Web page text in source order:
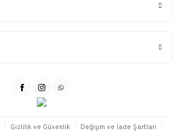
Gizlilik ve Güvenlik Değişim ve İade Şartları